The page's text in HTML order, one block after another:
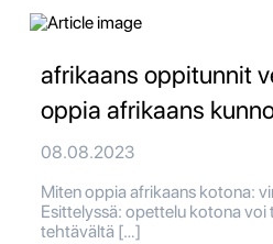
afrikaans oppitunnit
oppia afrikaans
08.08.2023
Miten oppia afrikaans kotona:
Esittelyssä: opettelu kotona
tehtävältä […]